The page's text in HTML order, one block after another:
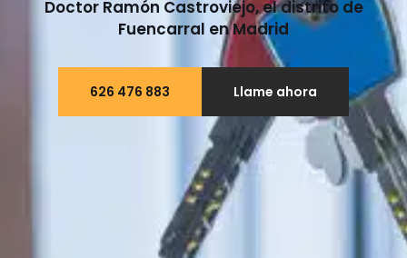
Doctor Ramón Castroviejo, el distrito de
Fuencarral en Madrid
626 476 883 Llame ahora